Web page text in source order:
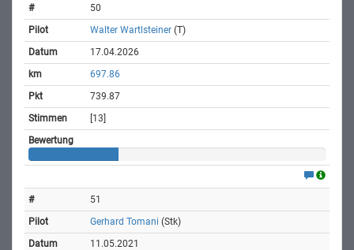
50
Walter Wartlsteiner (T)
17.04.2026
697.86
739.87
[13]
51
Gerhard Tomani (Stk)
11.05.2021